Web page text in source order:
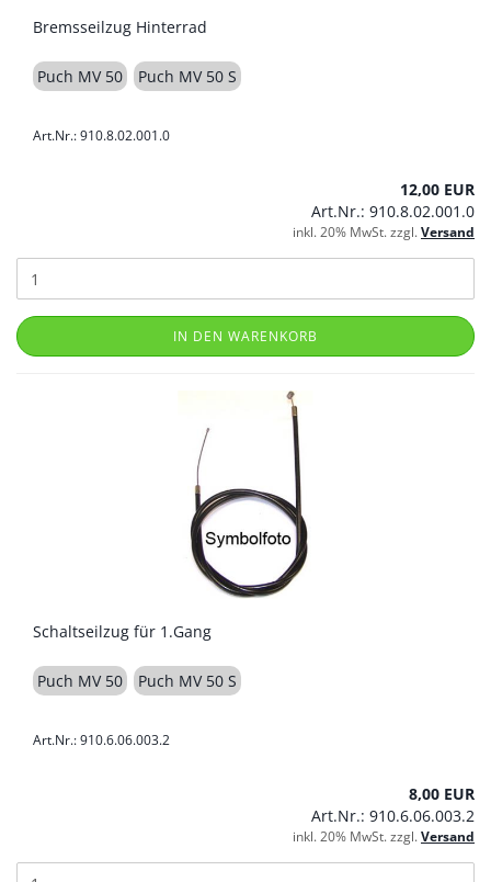
Bremsseilzug Hinterrad
Puch MV 50 Puch MV 50 S
Art.Nr.: 910.8.02.001.0
12,00 EUR
Art.Nr.: 910.8.02.001.0
inkl. 20% MwSt. zzgl.Versand
IN DEN WARENKORB
Schaltseilzug für 1.Gang
Puch MV 50 Puch MV 50 S
Art.Nr.: 910.6.06.003.2
8,00 EUR
Art.Nr.: 910.6.06.003.2
inkl. 20% MwSt. zzgl.Versand